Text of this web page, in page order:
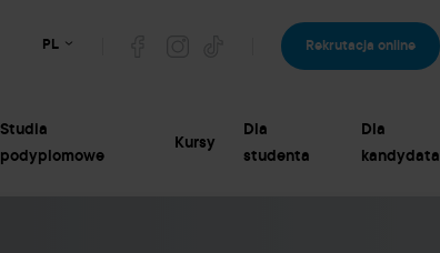
PL Rekrutacja online
Studia
podyplomowe
Kursy
Dla
studenta
Dla
kandydata